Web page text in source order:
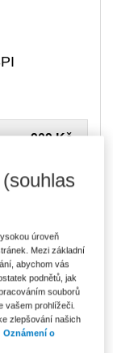
909 Kč
1 296 Kč
Ušetříte 682 Kč
DMOC 1 978 Kč
úroveň
Mezi základní
abychom vás
podnětů, jak
souborů
vašem prohlížeči.
zlepšování našich
Oznámení o